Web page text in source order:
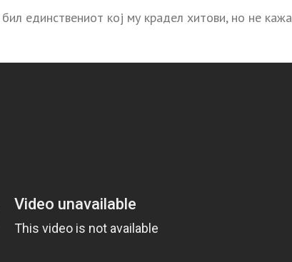
единствениот кој му крадел хитови, но не кажа